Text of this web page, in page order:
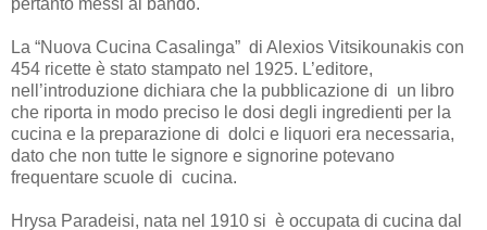
La “Nuova Cucina Casalinga” di Alexios Vitsikounakis con
454 ricette è stato stampato nel 1925. L’editore,
nell’introduzione dichiara che la pubblicazione di un libro
che riporta in modo preciso le dosi degli ingredienti per la
cucina e la preparazione di dolci e liquori era necessaria,
dato che non tutte le signore e signorine potevano
frequentare scuole di cucina.
Hrysa Paradeisi, nata nel 1910 si è occupata di cucina dal